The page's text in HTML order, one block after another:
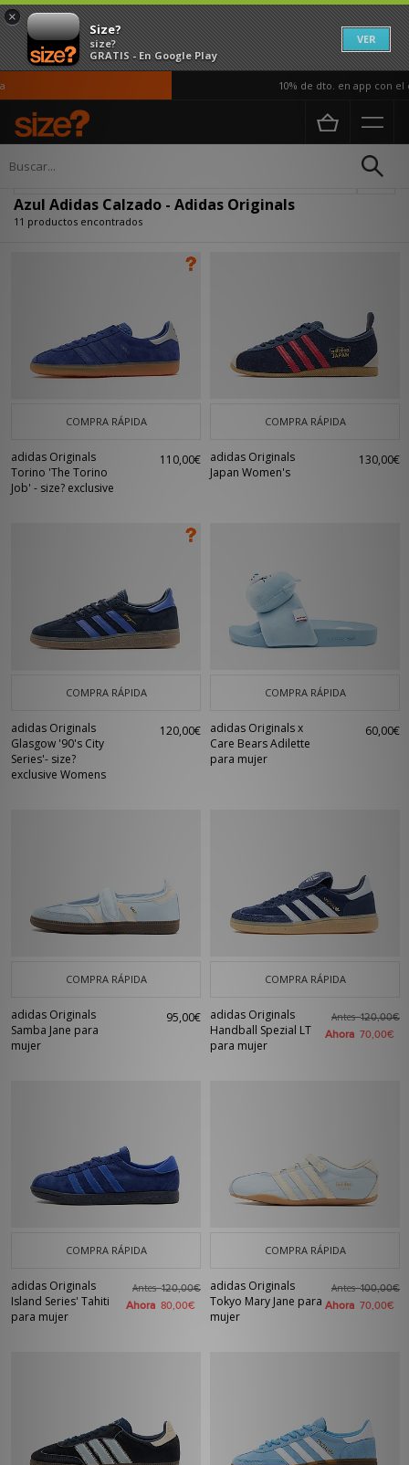
×
Size?
size?
GRATIS - En Google Play
VER
10% de dto. en app con el
Página principal
Azul Adidas Calzado - Adidas Originals
11 productos encontrados
COMPRA RÁPIDA
adidas Originals
Torino 'The Torino
Job' - size? exclusive
110,00€
COMPRA RÁPIDA
adidas Originals
Japan Women's
130,00€
COMPRA RÁPIDA
adidas Originals
Glasgow '90's City
Series'- size?
exclusive Womens
120,00€
COMPRA RÁPIDA
adidas Originals x
Care Bears Adilette
para mujer
60,00€
COMPRA RÁPIDA
adidas Originals
Samba Jane para
mujer
95,00€
COMPRA RÁPIDA
adidas Originals
Handball Spezial LT
para mujer
Antes120,00€
Ahora 70,00€
COMPRA RÁPIDA
adidas Originals
Island Series' Tahiti
para mujer
Antes120,00€
Ahora 80,00€
COMPRA RÁPIDA
adidas Originals
Tokyo Mary Jane para
mujer
Antes100,00€
Ahora 70,00€